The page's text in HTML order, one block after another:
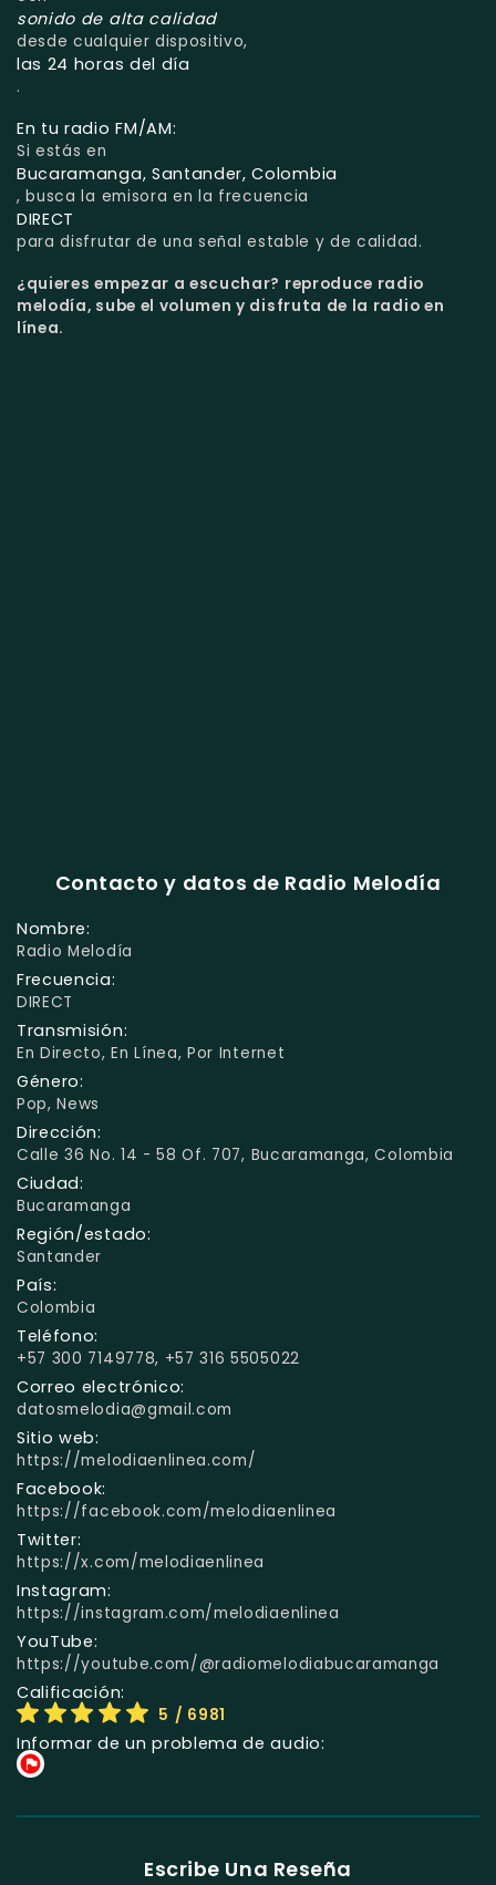
sonido de alta calidad
desde cualquier dispositivo,
las 24 horas del día
.
En tu radio FM/AM:
Si estás en
Bucaramanga, Santander, Colombia
, busca la emisora en la frecuencia
DIRECT
para disfrutar de una señal estable y de calidad.
¿quieres empezar a escuchar? reproduce radio
melodía, sube el volumen y disfruta de la radio en
línea.
Contacto y datos de Radio Melodía
Nombre:
Radio Melodía
Frecuencia:
DIRECT
Transmisión:
En Directo, En Línea, Por Internet
Género:
Pop, News
Dirección:
Calle 36 No. 14 - 58 Of. 707, Bucaramanga, Colombia
Ciudad:
Bucaramanga
Región/estado:
Santander
País:
Colombia
Teléfono:
+57 300 7149778, +57 316 5505022
Correo electrónico:
datosmelodia@gmail.com
Sitio web:
https://melodiaenlinea.com/
Facebook:
https://facebook.com/melodiaenlinea
Twitter:
https://x.com/melodiaenlinea
Instagram:
https://instagram.com/melodiaenlinea
YouTube:
https://youtube.com/@radiomelodiabucaramanga
Calificación:
5 / 6981
Informar de un problema de audio:
Escribe Una Reseña